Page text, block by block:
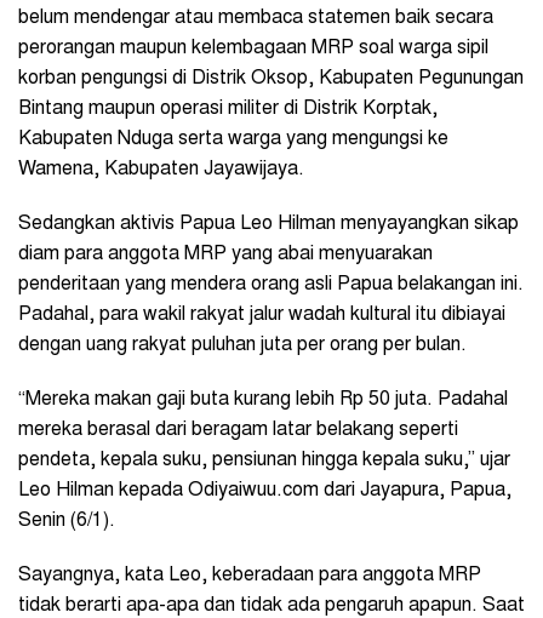
belum mendengar atau membaca statemen baik secara
perorangan maupun kelembagaan MRP soal warga sipil
korban pengungsi di Distrik Oksop, Kabupaten Pegunungan
Bintang maupun operasi militer di Distrik Korptak,
Kabupaten Nduga serta warga yang mengungsi ke
Wamena, Kabupaten Jayawijaya.
Sedangkan aktivis Papua Leo Hilman menyayangkan sikap
diam para anggota MRP yang abai menyuarakan
penderitaan yang mendera orang asli Papua belakangan ini.
Padahal, para wakil rakyat jalur wadah kultural itu dibiayai
dengan uang rakyat puluhan juta per orang per bulan.
“Mereka makan gaji buta kurang lebih Rp 50 juta. Padahal
mereka berasal dari beragam latar belakang seperti
pendeta, kepala suku, pensiunan hingga kepala suku,” ujar
Leo Hilman kepada Odiyaiwuu.com dari Jayapura, Papua,
Senin (6/1).
Sayangnya, kata Leo, keberadaan para anggota MRP
tidak berarti apa-apa dan tidak ada pengaruh apapun. Saat